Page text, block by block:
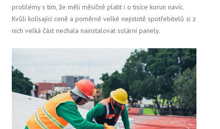
problémy s tím, že měli měsíčně platit i o tisíce korun navíc.
Kvůli kolísající ceně a poměrně velké nejistotě spotřebitelů si z
nich velká část nechala nainstalovat solární panely.